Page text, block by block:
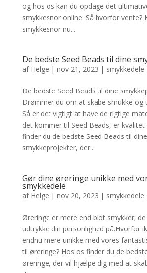
og hos os kan du opdage det
smykkesnor online. Så hvorfor vente?
smykkesnor nu...
De bedste Seed Beads til dine
af Helge | nov 21, 2023 | smykkedele
De bedste Seed Beads til dine
Drømmer du om at skabe smukke og
Så er det vigtigt at have de rigtige
det kommer til Seed Beads, er kvalitet
finder du de bedste Seed Beads til dine
smykkeprojekter, der...
Gør dine øreringe unikke med
smykkedele
af Helge | nov 20, 2023 | smykkedele
Øreringe er mere end blot smykker;
udtrykke din personlighed på.Hvorfor
endnu mere unikke med vores
til øreringe? Hos os finder du de
øreringe, der vil hjælpe dig med at